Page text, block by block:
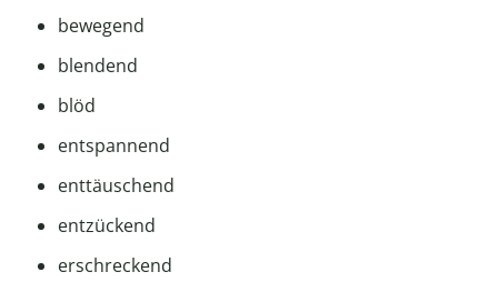
bewegend
blendend
blöd
entspannend
enttäuschend
entzückend
erschreckend